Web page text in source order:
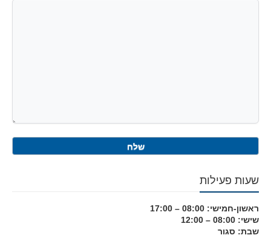
שעות פעילות
ראשון-חמישי: 08:00 – 17:00
שישי: 08:00 – 12:00
שבת: סגור